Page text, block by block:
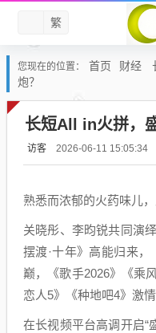
繁
您现在的位置： 首页 财经
炮？
长短All in火拼，
访客 2026-06-11 15:05:34
熟悉而浓郁的火药味儿，
关晓彤、李昀锐共同演
摆渡·十年》高能归来
巅，《歌手2026》《乘
恋人5》《种地吧4》激
在长视频平台高调开启“